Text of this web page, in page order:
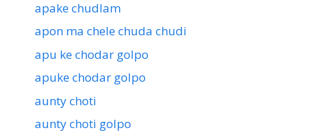
apake chudlam
apon ma chele chuda chudi
apu ke chodar golpo
apuke chodar golpo
aunty choti
aunty choti golpo